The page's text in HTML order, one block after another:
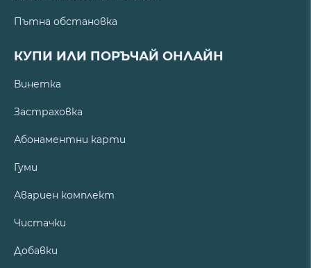
Пътна обстановка
КУПИ ИЛИ ПОРЪЧАЙ ОНЛАЙН
Винетка
Застраховка
Абонаментни карти
Гуми
Авариен комплект
Чистачки
Добавки